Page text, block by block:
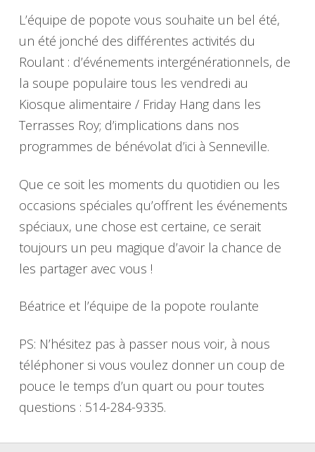
L’équipe de popote vous souhaite un bel été,
un été jonché des différentes activités du
Roulant : d’événements intergénérationnels, de
la soupe populaire tous les vendredi au
Kiosque alimentaire / Friday Hang dans les
Terrasses Roy; d’implications dans nos
programmes de bénévolat d’ici à Senneville.
Que ce soit les moments du quotidien ou les
occasions spéciales qu’offrent les événements
spéciaux, une chose est certaine, ce serait
toujours un peu magique d’avoir la chance de
les partager avec vous !
Béatrice et l’équipe de la popote roulante
PS: N’hésitez pas à passer nous voir, à nous
téléphoner si vous voulez donner un coup de
pouce le temps d’un quart ou pour toutes
questions : 514-284-9335.